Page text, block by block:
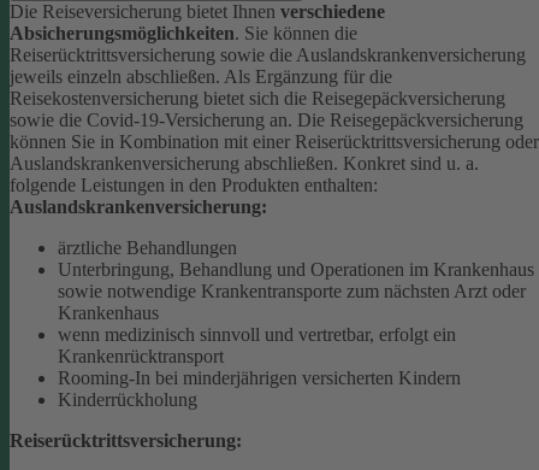
Die Reiseversicherung bietet Ihnen verschiedene
Absicherungsmöglichkeiten. Sie können die
Reiserücktrittsversicherung sowie die Auslandskrankenversicherung
jeweils einzeln abschließen. Als Ergänzung für die
Reisekostenversicherung bietet sich die Reisegepäckversicherung
sowie die Covid-19-Versicherung an. Die Reisegepäckversicherung
können Sie in Kombination mit einer Reiserücktrittsversicherung oder
Auslandskrankenversicherung abschließen. Konkret sind u. a.
folgende Leistungen in den Produkten enthalten:
Auslandskrankenversicherung:
ärztliche Behandlungen
Unterbringung, Behandlung und Operationen im Krankenhaus
sowie notwendige Krankentransporte zum nächsten Arzt oder
Krankenhaus
wenn medizinisch sinnvoll und vertretbar, erfolgt ein
Krankenrücktransport
Rooming-In bei minderjährigen versicherten Kindern
Kinderrückholung
Reiserücktrittsversicherung: